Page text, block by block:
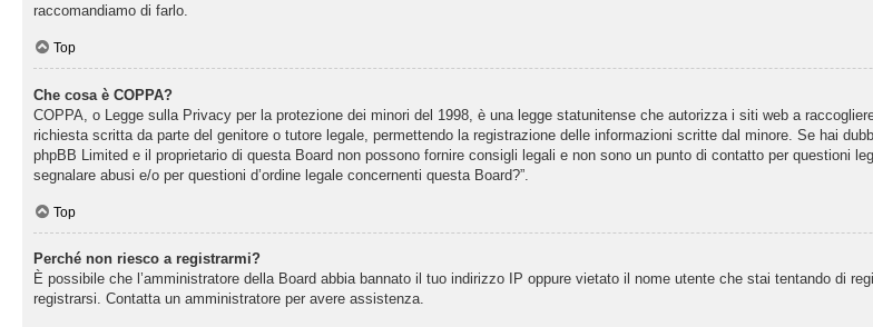
raccomandiamo di farlo.
Top
Che cosa è COPPA?
COPPA, o Legge sulla Privacy per la protezione dei minori del 1998, è una legge statunitense che autorizza i siti web a
richiesta scritta da parte del genitore o tutore legale, permettendo la registrazione delle informazioni scritte dal minore. Se hai
phpBB Limited e il proprietario di questa Board non possono fornire consigli legali e non sono un punto di contatto per questioni
segnalare abusi e/o per questioni d’ordine legale concernenti questa Board?”.
Top
Perché non riesco a registrarmi?
È possibile che l’amministratore della Board abbia bannato il tuo indirizzo IP oppure vietato il nome utente che stai tentando di
registrarsi. Contatta un amministratore per avere assistenza.